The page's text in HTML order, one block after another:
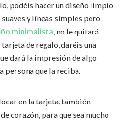
podéis hacer un diseño limpio
y líneas simples pero
minimalista, no le quitará
de regalo, daréis una
dará la impresión de algo
persona que la reciba.
en la tarjeta, también
corazón, para que sea mucho